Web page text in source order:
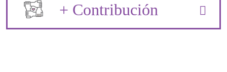
+ Contribución